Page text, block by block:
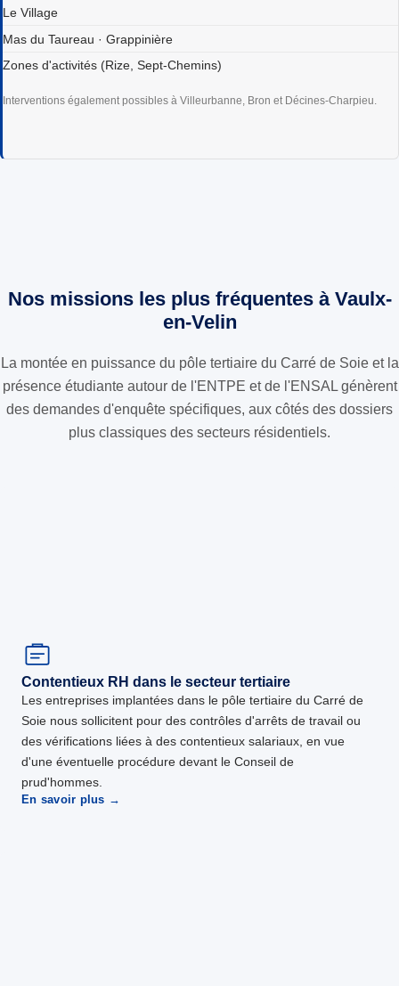
Le Village
Mas du Taureau · Grappinière
Zones d'activités (Rize, Sept-Chemins)
Interventions également possibles à Villeurbanne, Bron et Décines-Charpieu.
Nos missions les plus fréquentes à Vaulx-
en-Velin
La montée en puissance du pôle tertiaire du Carré de Soie et la
présence étudiante autour de l'ENTPE et de l'ENSAL génèrent
des demandes d'enquête spécifiques, aux côtés des dossiers
plus classiques des secteurs résidentiels.
Contentieux RH dans le secteur tertiaire
Les entreprises implantées dans le pôle tertiaire du Carré de
Soie nous sollicitent pour des contrôles d'arrêts de travail ou
des vérifications liées à des contentieux salariaux, en vue
d'une éventuelle procédure devant le Conseil de
prud'hommes.
En savoir plus →